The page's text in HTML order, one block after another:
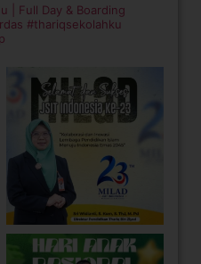
| Full Day & Boarding
#thariqsekolahku